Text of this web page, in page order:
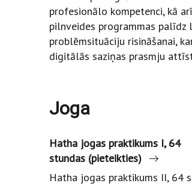
profesionālo kompetenci, kā
pilnveides programmas palīdz
problēmsituāciju risināšanai,
digitālās saziņas prasmju
Joga
Hatha jogas praktikums I, 64
stundas (pieteikties)
Hatha jogas praktikums II, 64